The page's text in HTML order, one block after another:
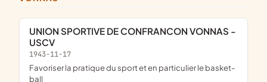
UNION SPORTIVE DE CONFRANCON VONNAS -
USCV
1943-11-17
favoriser la pratique du sport et en particulier le basket-
ball